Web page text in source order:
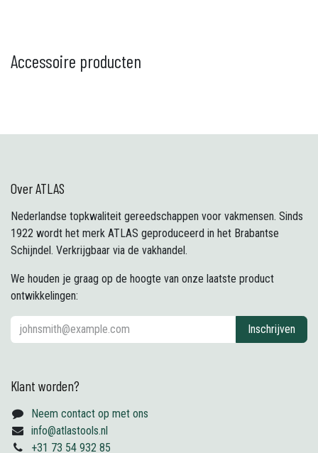
Accessoire producten
Over ATLAS
Nederlandse topkwaliteit gereedschappen voor vakmensen. Sinds
1922 wordt het merk ATLAS geproduceerd in het Brabantse
Schijndel. Verkrijgbaar via de vakhandel.
We houden je graag op de hoogte van onze laatste product
ontwikkelingen:
Inschrijven
Klant worden?
Neem contact op met ons
info@atlastools.nl
+31 73 54 932 85